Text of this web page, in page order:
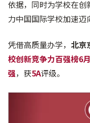
依据，同时为学校在
力中国国际学校加速迈
凭借高质量办学， 北京
校创新竞争力百强榜6
强，获5A评级。